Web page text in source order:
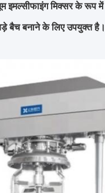
इमल्सीफाइंग मिक्सर के रूप
बैच बनाने के लिए उपयुक्त है।